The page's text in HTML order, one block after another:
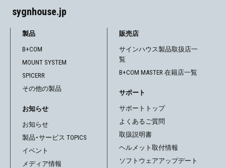
シ
ョ
ン
sygnhouse.jp
製品
B+COM
MOUNT SYSTEM
SPICERR
その他の製品
お知らせ
お知らせ
製品・サービス TOPICS
イベント
メディア情報
販売店
サインハウス製品取扱店一
覧
B+COM MASTER 在籍店一覧
サポート
サポートトップ
よくあるご質問
取扱説明書
ヘルメット取付情報
ソフトウェアアップデート